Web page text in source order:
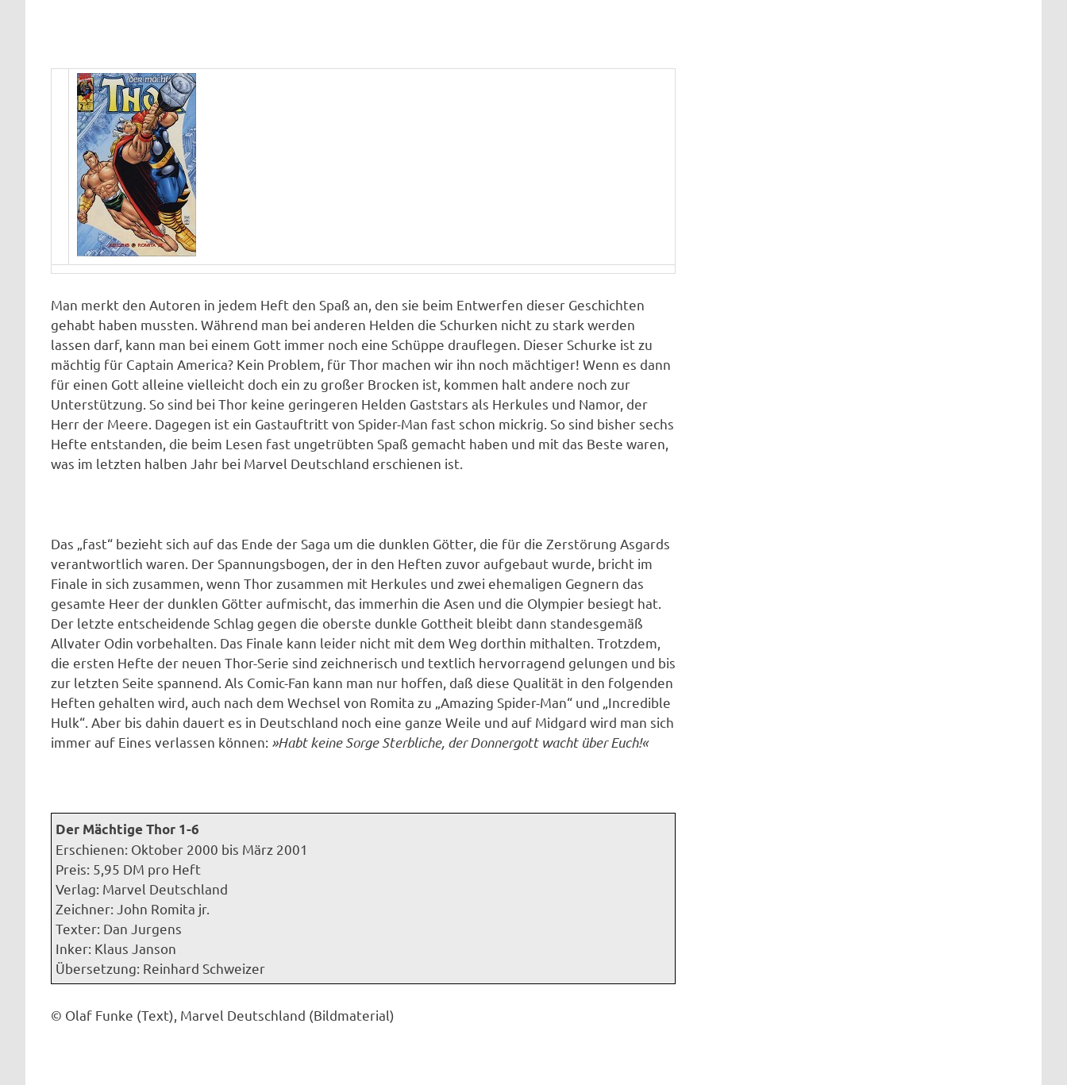
Man merkt den Autoren in jedem Heft den Spaß an, den sie beim Entwerfen dieser Geschichten
gehabt haben mussten. Während man bei anderen Helden die Schurken nicht zu stark werden
lassen darf, kann man bei einem Gott immer noch eine Schüppe drauflegen. Dieser Schurke ist zu
mächtig für Captain America? Kein Problem, für Thor machen wir ihn noch mächtiger! Wenn es dann
für einen Gott alleine vielleicht doch ein zu großer Brocken ist, kommen halt andere noch zur
Unterstützung. So sind bei Thor keine geringeren Helden Gaststars als Herkules und Namor, der
Herr der Meere. Dagegen ist ein Gastauftritt von Spider-Man fast schon mickrig. So sind bisher sechs
Hefte entstanden, die beim Lesen fast ungetrübten Spaß gemacht haben und mit das Beste waren,
was im letzten halben Jahr bei Marvel Deutschland erschienen ist.
Das „fast“ bezieht sich auf das Ende der Saga um die dunklen Götter, die für die Zerstörung Asgards
verantwortlich waren. Der Spannungsbogen, der in den Heften zuvor aufgebaut wurde, bricht im
Finale in sich zusammen, wenn Thor zusammen mit Herkules und zwei ehemaligen Gegnern das
gesamte Heer der dunklen Götter aufmischt, das immerhin die Asen und die Olympier besiegt hat.
Der letzte entscheidende Schlag gegen die oberste dunkle Gottheit bleibt dann standesgemäß
Allvater Odin vorbehalten. Das Finale kann leider nicht mit dem Weg dorthin mithalten. Trotzdem,
die ersten Hefte der neuen Thor-Serie sind zeichnerisch und textlich hervorragend gelungen und bis
zur letzten Seite spannend. Als Comic-Fan kann man nur hoffen, daß diese Qualität in den folgenden
Heften gehalten wird, auch nach dem Wechsel von Romita zu „Amazing Spider-Man“ und „Incredible
Hulk“. Aber bis dahin dauert es in Deutschland noch eine ganze Weile und auf Midgard wird man sich
immer auf Eines verlassen können: »Habt keine Sorge Sterbliche, der Donnergott wacht über Euch!«
Der Mächtige Thor 1-6
Erschienen: Oktober 2000 bis März 2001
Preis: 5,95 DM pro Heft
Verlag: Marvel Deutschland
Zeichner: John Romita jr.
Texter: Dan Jurgens
Inker: Klaus Janson
Übersetzung: Reinhard Schweizer
© Olaf Funke (Text), Marvel Deutschland (Bildmaterial)